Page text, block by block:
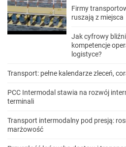
Firmy
ruszają z miejsca
Jak cyfrowy
kompetencje
logistyce?
Transport: pełne kalendarze zleceń,
PCC Intermodal stawia na rozwój
terminali
Transport intermodalny pod presją:
marżowość